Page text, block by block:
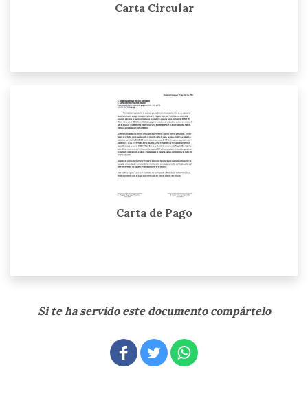
Carta Circular
Carta de Pago
Si te ha servido este documento compártelo